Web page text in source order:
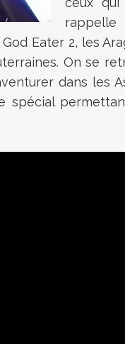
rappelle
Eater 2, les
On se
dans les
spécial